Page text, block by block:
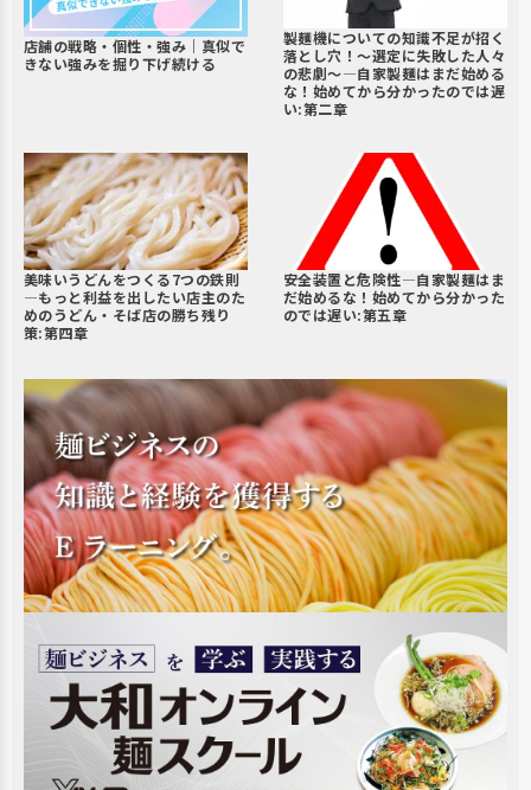
店舗の戦略・個性・強み｜真似で
きない強みを掘り下げ続ける
製麺機についての知識不足が招く
落とし穴！～選定に失敗した人々
の悲劇～―自家製麺はまだ始める
な！始めてから分かったのでは遅
い:第二章
美味いうどんをつくる7つの鉄則
―もっと利益を出したい店主のた
めのうどん・そば店の勝ち残り
策:第四章
安全装置と危険性―自家製麺はま
だ始めるな！始めてから分かった
のでは遅い:第五章